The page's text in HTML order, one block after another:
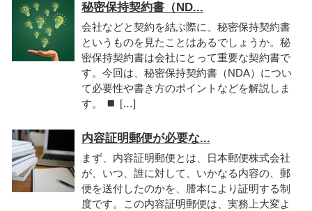
秘密保持契約書（ND...
会社などと契約を結ぶ際に、秘密保持契約書
というものを見たことはあるでしょうか。秘
密保持契約書は会社にとって重要な契約書で
す。今回は、秘密保持契約書（NDA）につい
て必要性や書き方のポイントなどを解説しま
す。
[…]
内容証明郵便が必要な...
まず、内容証明郵便とは、日本郵便株式会社
が、いつ、誰に対して、いかなる内容の、郵
便を送付したのかを、謄本により証明する制
度です。この内容証明郵便は、実務上大変よ